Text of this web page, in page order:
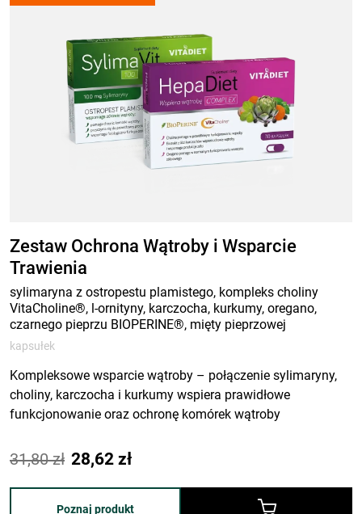
Zestaw Ochrona Wątroby i Wsparcie
Trawienia
sylimaryna z ostropestu plamistego, kompleks choliny
VitaCholine®, l-ornityny, karczocha, kurkumy, oregano,
czarnego pieprzu BIOPERINE®, mięty pieprzowej
kapsułek
Kompleksowe wsparcie wątroby – połączenie sylimaryny,
choliny, karczocha i kurkumy wspiera prawidłowe
funkcjonowanie oraz ochronę komórek wątroby
aktywne pomagają poprawić komfort po posiłkach oraz
wspierają procesy trawienne
31,80zł Podstawowa
cena:
28,62 złAktualna
cena:
Poznaj produkt